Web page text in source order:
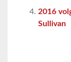
2016
Sullivan